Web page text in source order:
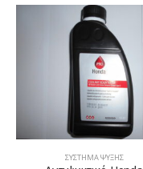
ΣΎΣΤΗΜΑ ΨΎΞΗΣ